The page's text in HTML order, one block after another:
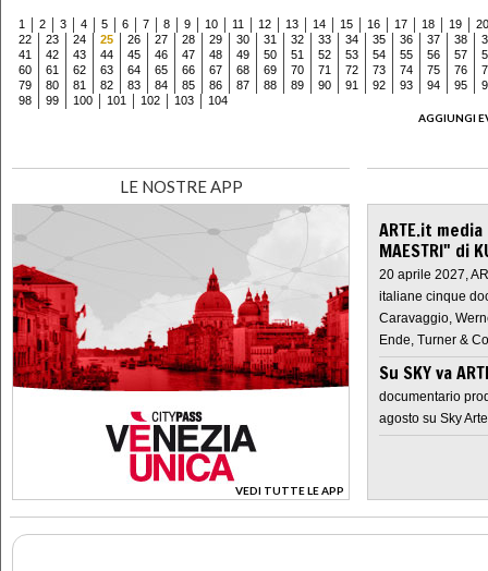
1 2 3 4 5 6 7 8 9 10 11 12 13 14 15 16 17 18 19
20
22
23 24 25 26 27 28 29 30 31 32 33 34 35 36 37 38
41
42 43 44 45 46 47 48 49 50 51 52 53 54 55 56 57
60
61 62 63 64 65 66 67 68 69 70 71 72 73 74 75 76
79
80 81 82 83 84 85 86 87 88 89 90 91 92 93 94 95
98
99 100 101 102 103
104
AGGIUNGI
LE NOSTRE APP
VEDI TUTTE LE APP
>
ARTE.it
MAESTRI" di
20 aprile 2027,
italiane cinque
Caravaggio,
Ende, Turner &
Su SKY va
documentario
agosto su Sky Arte